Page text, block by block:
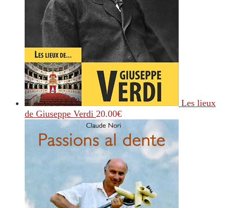
Les lieux
de Giuseppe Verdi 20.00€